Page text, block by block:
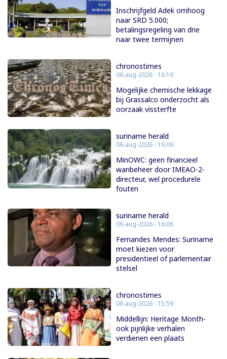
Inschrijfgeld Adek omhoog
naar SRD 5.000;
betalingsregeling van drie
naar twee termijnen
chronostimes
06-aug-2026 - 16:10
Mogelijke chemische lekkage
bij Grassalco onderzocht als
oorzaak vissterfte
suriname herald
06-aug-2026 - 16:09
MinOWC: geen financieel
wanbeheer door IMEAO-2-
directeur, wel procedurele
fouten
suriname herald
06-aug-2026 - 16:06
Fernandes Mendes: Suriname
moet kiezen voor
presidentieel of parlementair
stelsel
chronostimes
06-aug-2026 - 15:59
Middellijn: Heritage Month-
ook pijnlijke verhalen
verdienen een plaats